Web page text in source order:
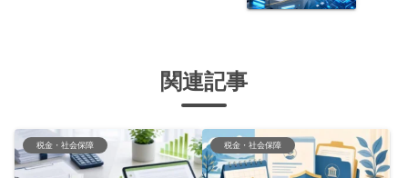
関連記事
税金・社会保障 税金・社会保障